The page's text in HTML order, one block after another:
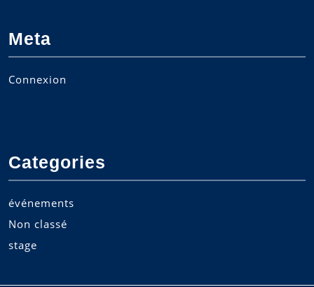
Meta
Connexion
Categories
événements
Non classé
stage